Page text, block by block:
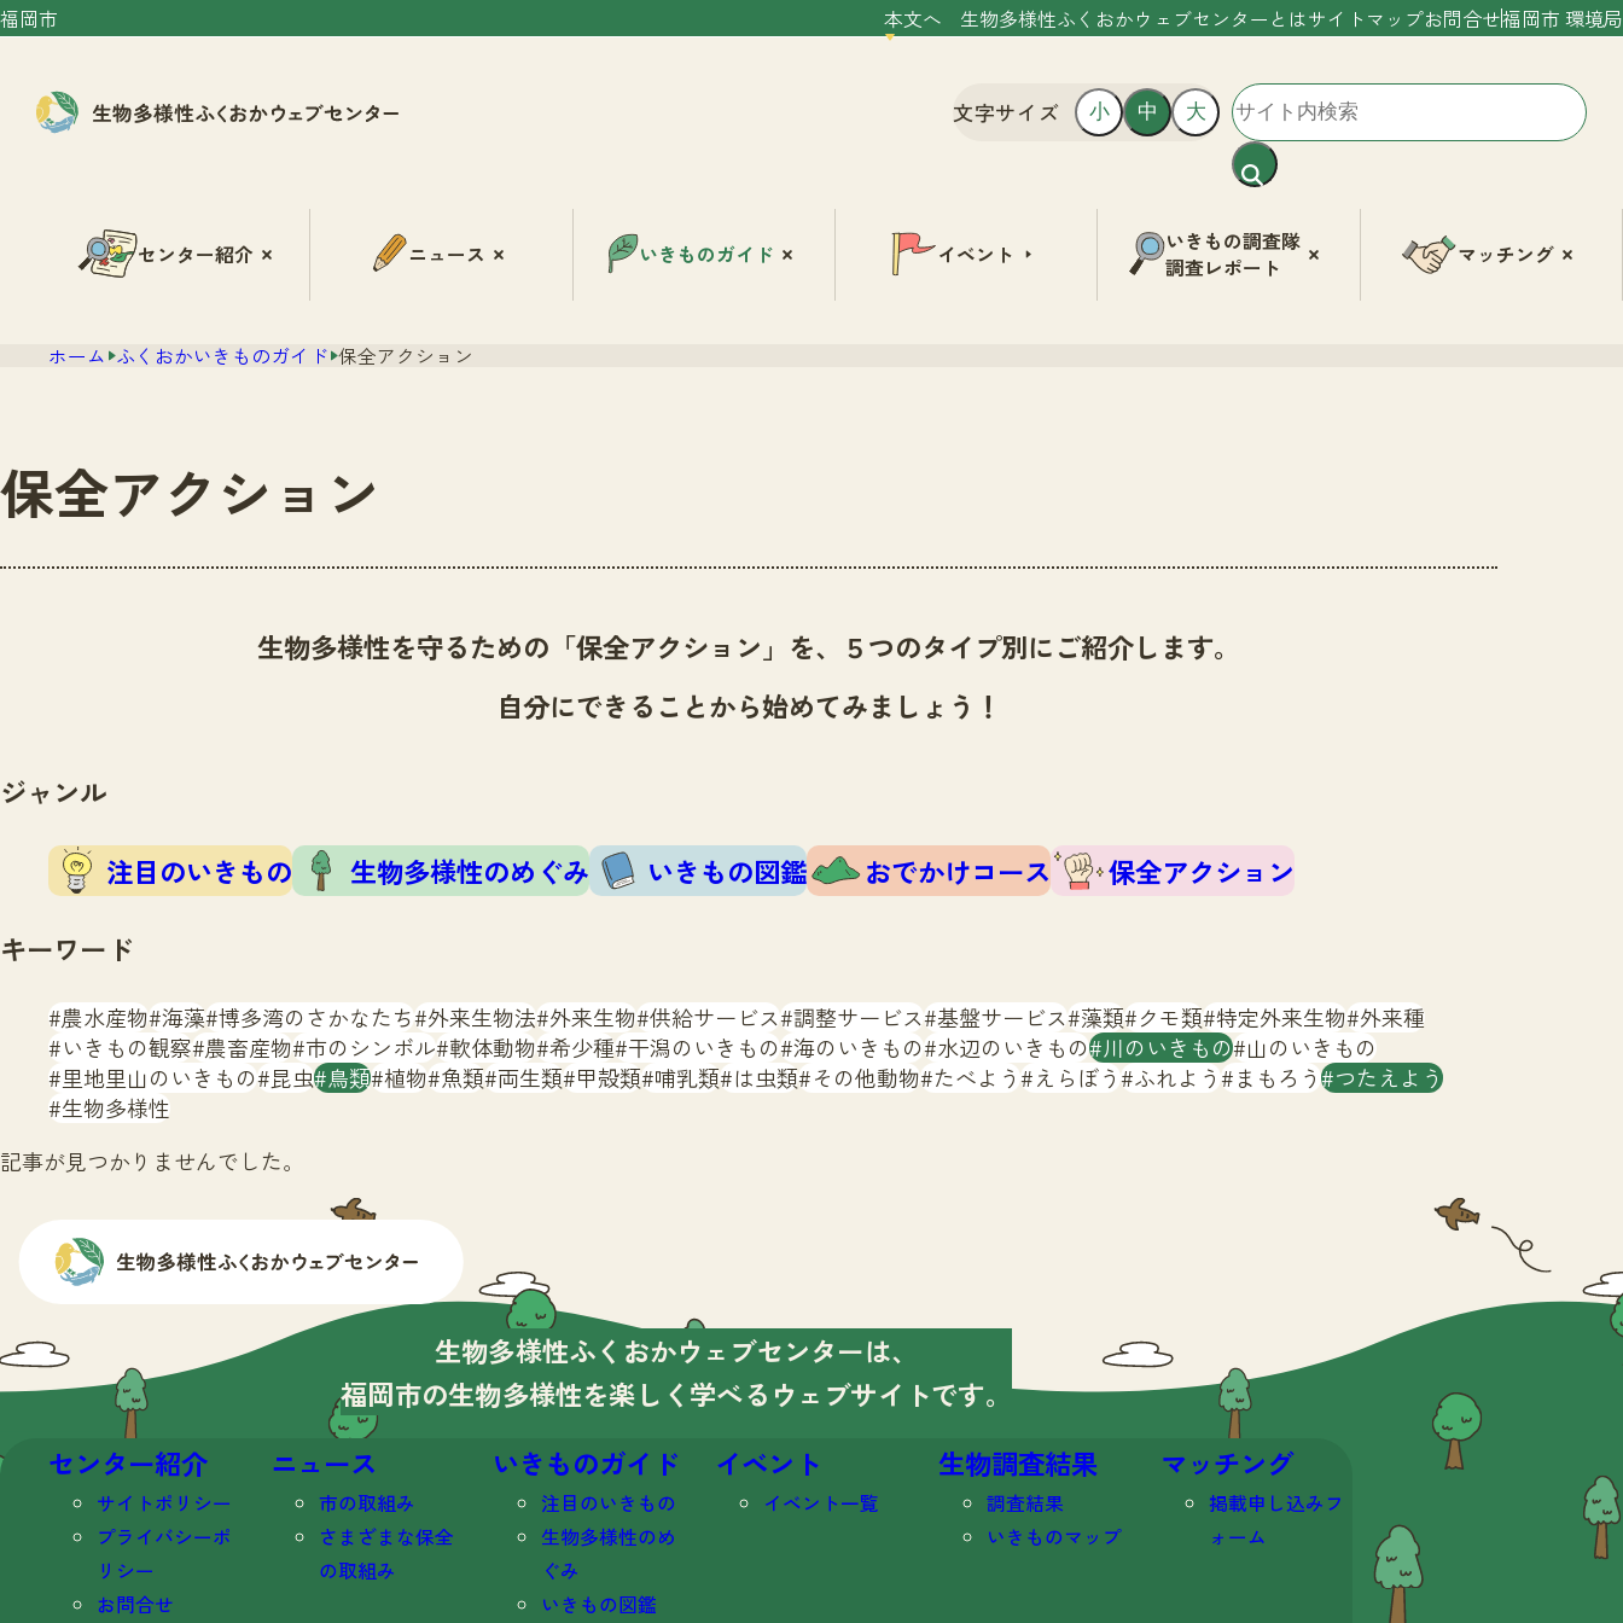
福岡市 本文へ 生物多様性ふくおかウェブセンターとはサイトマップお問合せ福岡市 環境局
文字サイズ 小 中 大
センター紹介 ニュース いきものガイド イベント
いきもの調査隊
調査レポート
マッチング
ホーム ふくおかいきものガイド 保全アクション
保全アクション
生物多様性を守るための「保全アクション」を、５つのタイプ別にご紹介します。
自分にできることから始めてみましょう！
ジャンル
注目のいきもの 生物多様性のめぐみ いきもの図鑑 おでかけコース
保全アクション
キーワード
農水産物 海藻 博多湾のさかなたち 外来生物法 外来生物 供給サービス 調整サービス 基盤サービス 藻類 クモ類 特定外来生物 外来種
いきもの観察 農畜産物 市のシンボル 軟体動物 希少種 干潟のいきもの 海のいきもの 水辺のいきもの 川のいきもの 山のいきもの
里地里山のいきもの 昆虫 鳥類 植物 魚類 両生類 甲殻類 哺乳類 は虫類 その他動物 たべよう えらぼう ふれよう まもろう つたえよう
生物多様性
記事が見つかりませんでした。
生物多様性ふくおかウェブセンターは、
福岡市の生物多様性を楽しく学べる ウェブサイトです。
センター紹介
サイトポリシー
プライバシーポ
リシー
お問合せ
ニュース
市の取組み
さまざまな保全
の取組み
いきものガイド
注目のいきもの
生物多様性のめ
ぐみ
いきもの図鑑
イベント
イベント一覧
生物調査結果
調査結果
いきものマップ
マッチング
掲載申し込みフ
ォーム